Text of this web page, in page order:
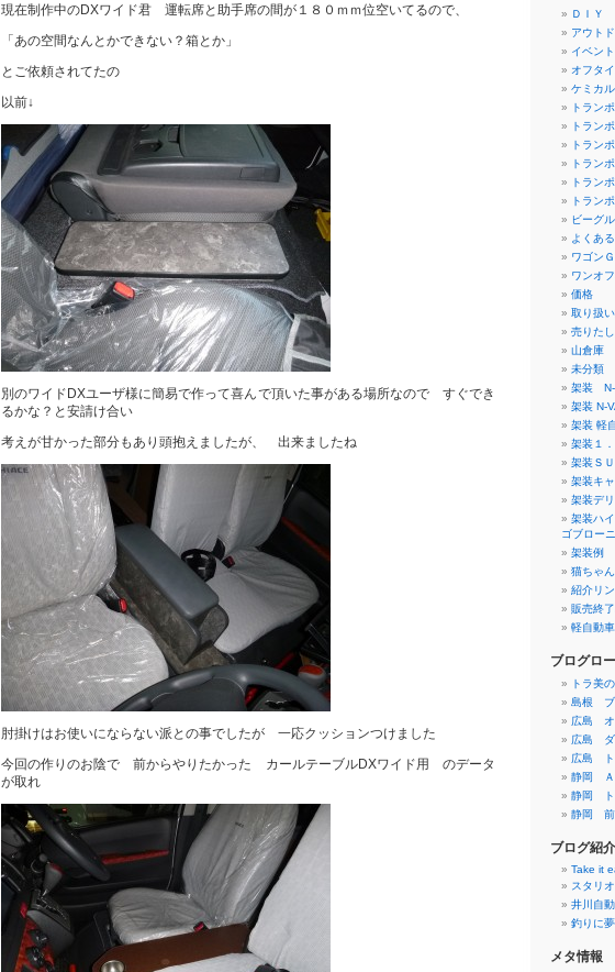
現在制作中のDXワイド君 運転席と助手席の間が１８０ｍｍ位空いてるので、
「あの空間なんとかできない？箱とか」
とご依頼されてたの
以前↓
別のワイドDXユーザ様に簡易で作って喜んで頂いた事がある場所なので すぐでき
るかな？と安請け合い
考えが甘かった部分もあり頭抱えましたが、 出来ましたね
肘掛けはお使いにならない派との事でしたが 一応クッションつけました
今回の作りのお陰で 前からやりたかった カールテーブルDXワイド用 のデータ
が取れ
ＤＩＹ
アウト
イベント
オフタ
ケミカル
トラン
トラン
トラン
トラン
トラン
トラン
ビーグ
よくあ
ワゴン
ワンオ
価格
取り扱
売りた
山倉庫
未分類
架装 N-
架装 N-
架装 軽
架装１
架装ＳＵ
架装キ
架装デ
架装ハ
ゴブロー
架装例
猫ちゃん
紹介リ
販売終
軽自動車
ブログロ
トラ美
島根 ブ
広島 オ
広島 ダ
広島 ト
静岡 Ａ
静岡 ト
静岡 前
ブログ紹介
Take it
スタリ
井川自
釣りに
メタ情報